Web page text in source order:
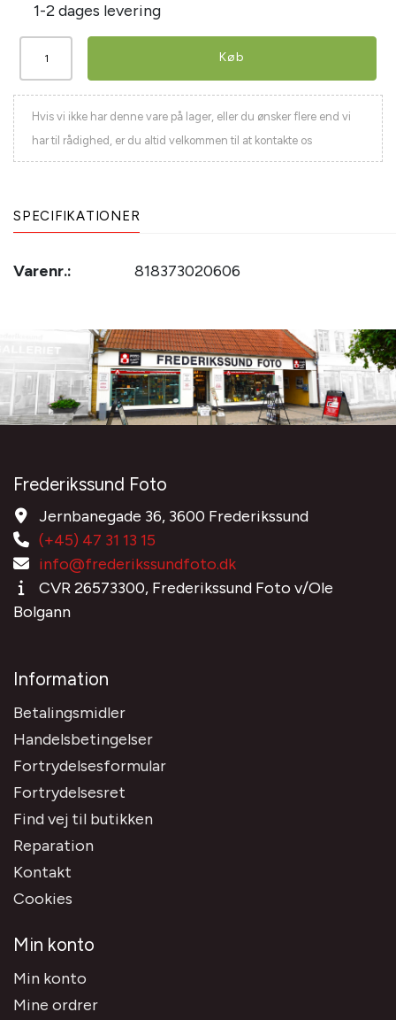
1-2 dages levering
Køb
Hvis vi ikke har denne vare på lager, eller du ønsker flere end vi
har til rådighed, er du altid velkommen til at kontakte os
SPECIFIKATIONER
Varenr.: 818373020606
Frederikssund Foto
Jernbanegade 36, 3600 Frederikssund
(+45) 47 31 13 15
info@frederikssundfoto.dk
CVR 26573300, Frederikssund Foto v/Ole
Bolgann
Information
Betalingsmidler
Handelsbetingelser
Fortrydelsesformular
Fortrydelsesret
Find vej til butikken
Reparation
Kontakt
Cookies
Min konto
Min konto
Mine ordrer